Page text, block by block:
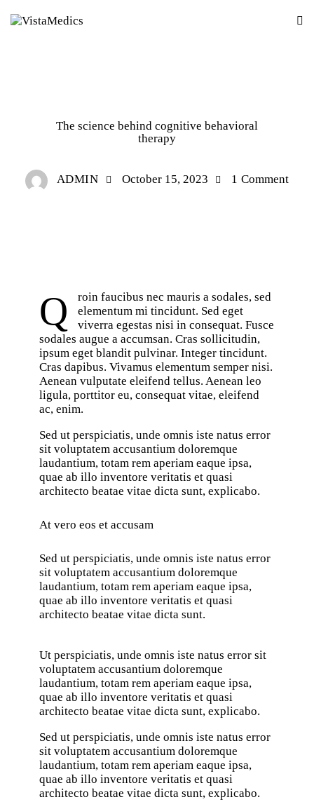
The science behind cognitive behavioral
therapy
ADMIN October 15, 2023 1 Comment
Qroin faucibus nec mauris a sodales, sed
elementum mi tincidunt. Sed eget
viverra egestas nisi in consequat. Fusce
sodales augue a accumsan. Cras sollicitudin,
ipsum eget blandit pulvinar. Integer tincidunt.
Cras dapibus. Vivamus elementum semper nisi.
Aenean vulputate eleifend tellus. Aenean leo
ligula, porttitor eu, consequat vitae, eleifend
ac, enim.
Sed ut perspiciatis, unde omnis iste natus error
sit voluptatem accusantium doloremque
laudantium, totam rem aperiam eaque ipsa,
quae ab illo inventore veritatis et quasi
architecto beatae vitae dicta sunt, explicabo.
At vero eos et accusam
Sed ut perspiciatis, unde omnis iste natus error
sit voluptatem accusantium doloremque
laudantium, totam rem aperiam eaque ipsa,
quae ab illo inventore veritatis et quasi
architecto beatae vitae dicta sunt.
Ut perspiciatis, unde omnis iste natus error sit
voluptatem accusantium doloremque
laudantium, totam rem aperiam eaque ipsa,
quae ab illo inventore veritatis et quasi
architecto beatae vitae dicta sunt, explicabo.
Sed ut perspiciatis, unde omnis iste natus error
sit voluptatem accusantium doloremque
laudantium, totam rem aperiam eaque ipsa,
quae ab illo inventore veritatis et quasi
architecto beatae vitae dicta sunt, explicabo.